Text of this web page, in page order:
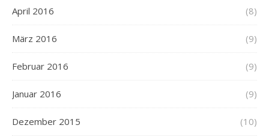
April 2016 (8)
März 2016 (9)
Februar 2016 (9)
Januar 2016 (9)
Dezember 2015 (10)